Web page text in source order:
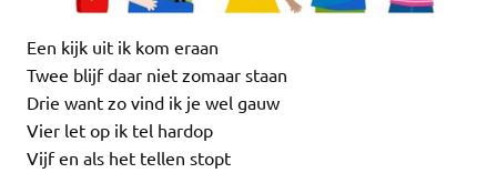
Een kijk uit ik kom eraan
Twee blijf daar niet zomaar staan
Drie want zo vind ik je wel gauw
Vier let op ik tel hardop
Vijf en als het tellen stopt